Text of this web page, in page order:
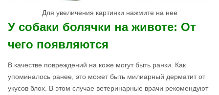
Для увеличения картинки нажмите на нее
У собаки болячки на животе: От
чего появляются
В качестве повреждений на коже могут быть ранки. Как
упоминалось ранее, это может быть милиарный дерматит от
укусов блох. В этом случае ветеринарные врачи рекомендуют